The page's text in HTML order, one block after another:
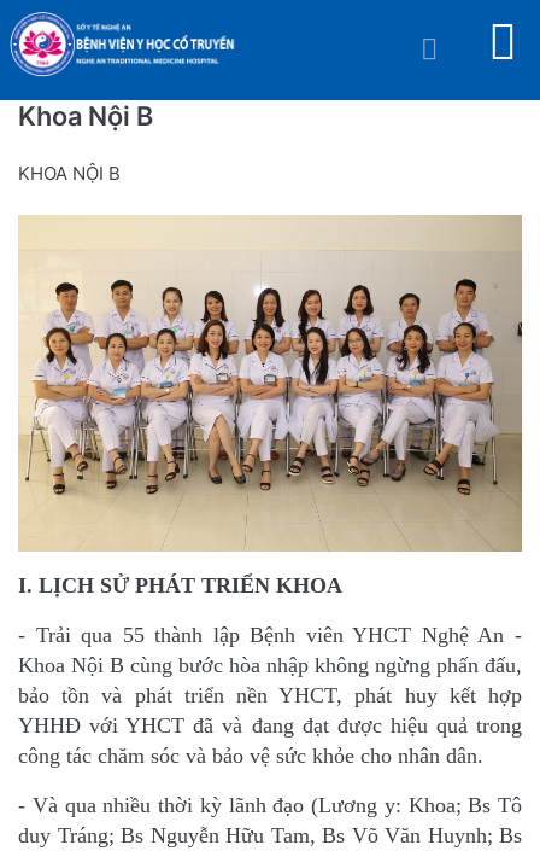
Khoa Nội B
KHOA NỘI B
I. LỊCH SỬ PHÁT TRIỂN KHOA
- Trải qua 55 thành lập Bệnh viên YHCT Nghệ An -
Khoa Nội B cùng bước hòa nhập không ngừng phấn đấu,
bảo tồn và phát triển nền YHCT, phát huy kết hợp
YHHĐ với YHCT đã và đang đạt được hiệu quả trong
công tác chăm sóc và bảo vệ sức khỏe cho nhân dân.
- Và qua nhiều thời kỳ lãnh đạo (Lương y: Khoa; Bs Tô
duy Tráng; Bs Nguyễn Hữu Tam, Bs Võ Văn Huynh; Bs